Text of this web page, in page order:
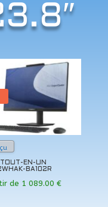
EN-UN
BA102R
de 1 089.00€